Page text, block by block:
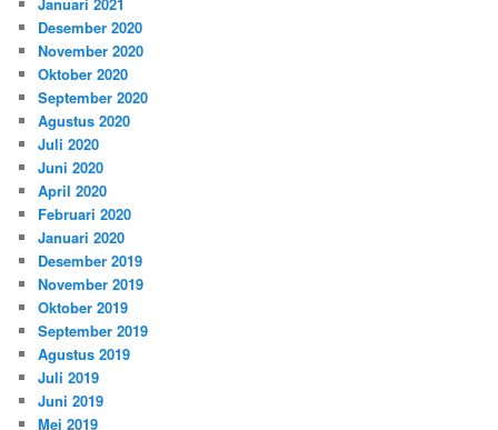
Desember 2020
November 2020
Oktober 2020
September 2020
Agustus 2020
Juli 2020
Juni 2020
April 2020
Februari 2020
Januari 2020
Desember 2019
November 2019
Oktober 2019
September 2019
Agustus 2019
Juli 2019
Juni 2019
Mei 2019